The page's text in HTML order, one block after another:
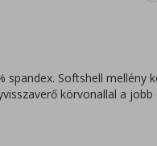
spandex. Softshell mellény
körvonallal a